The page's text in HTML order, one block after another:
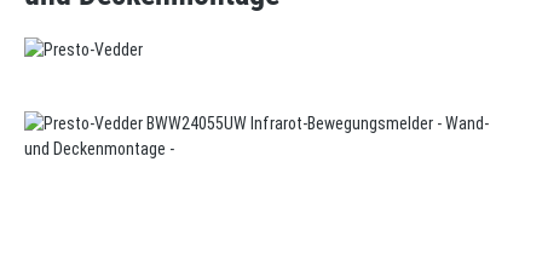
Bildergalerie überspringen